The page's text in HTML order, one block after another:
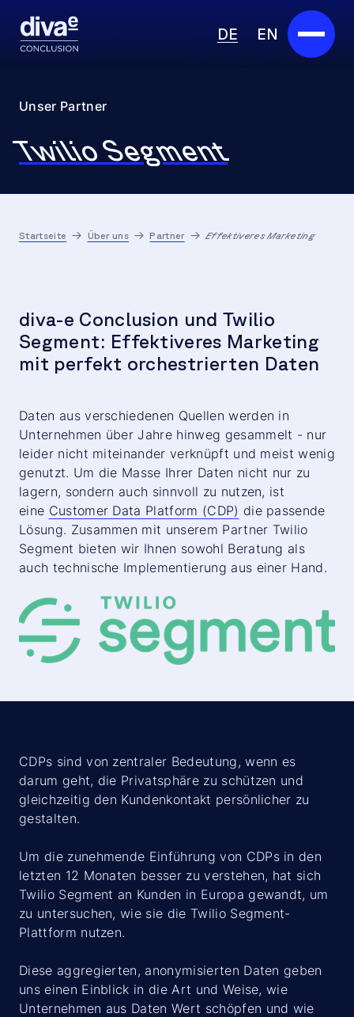
DE EN
Branchen
Karriere
Unser Partner
Twilio Segment
Startseite Über uns Partner Effektiveres Marketing
diva-e Conclusion und Twilio
Segment: Effektiveres Marketing
mit perfekt orchestrierten Daten
Daten aus verschiedenen Quellen werden in
Unternehmen über Jahre hinweg gesammelt - nur
leider nicht miteinander verknüpft und meist wenig
genutzt. Um die Masse Ihrer Daten nicht nur zu
lagern, sondern auch sinnvoll zu nutzen, ist
eine Customer Data Platform (CDP) die passende
Lösung. Zusammen mit unserem Partner Twilio
Segment bieten wir Ihnen sowohl Beratung als
auch technische Implementierung aus einer Hand.
CDPs sind von zentraler Bedeutung, wenn es
darum geht, die Privatsphäre zu schützen und
gleichzeitig den Kundenkontakt persönlicher zu
gestalten.
Um die zunehmende Einführung von CDPs in den
letzten 12 Monaten besser zu verstehen, hat sich
Twilio Segment an Kunden in Europa gewandt, um
zu untersuchen, wie sie die Twilio Segment-
Plattform nutzen.
Diese aggregierten, anonymisierten Daten geben
uns einen Einblick in die Art und Weise, wie
Unternehmen aus Daten Wert schöpfen und wie